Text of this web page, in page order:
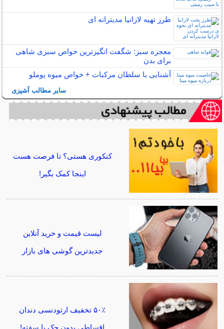
طرز تهیه لازانیا مدیترانه ای
معجزه سبز: شگفت انگیزترین خواص سبزی شاهی
برای بدن
آشنایی با سلطان مرکبات + خواص میوه پوملو
سایر مطالب آشپزی
کنکوری هستی؟ تا فرصت هست
اینجا کمک بگیر!
لیست قیمت و خرید آنلاین
جدیدترین گوشی های بازار
۵۰٪ تخفیف ارتودنسی دندان